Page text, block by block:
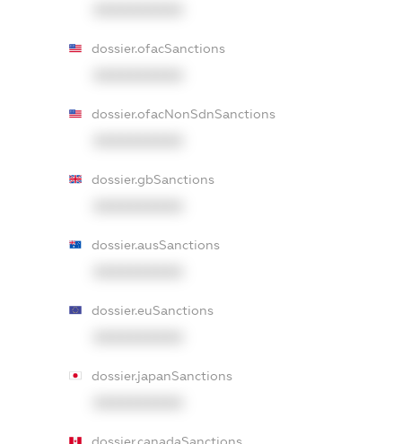
dossier.ofacSanctions
dossier.ofacNonSdnSanctions
dossier.gbSanctions
dossier.ausSanctions
dossier.euSanctions
dossier.japanSanctions